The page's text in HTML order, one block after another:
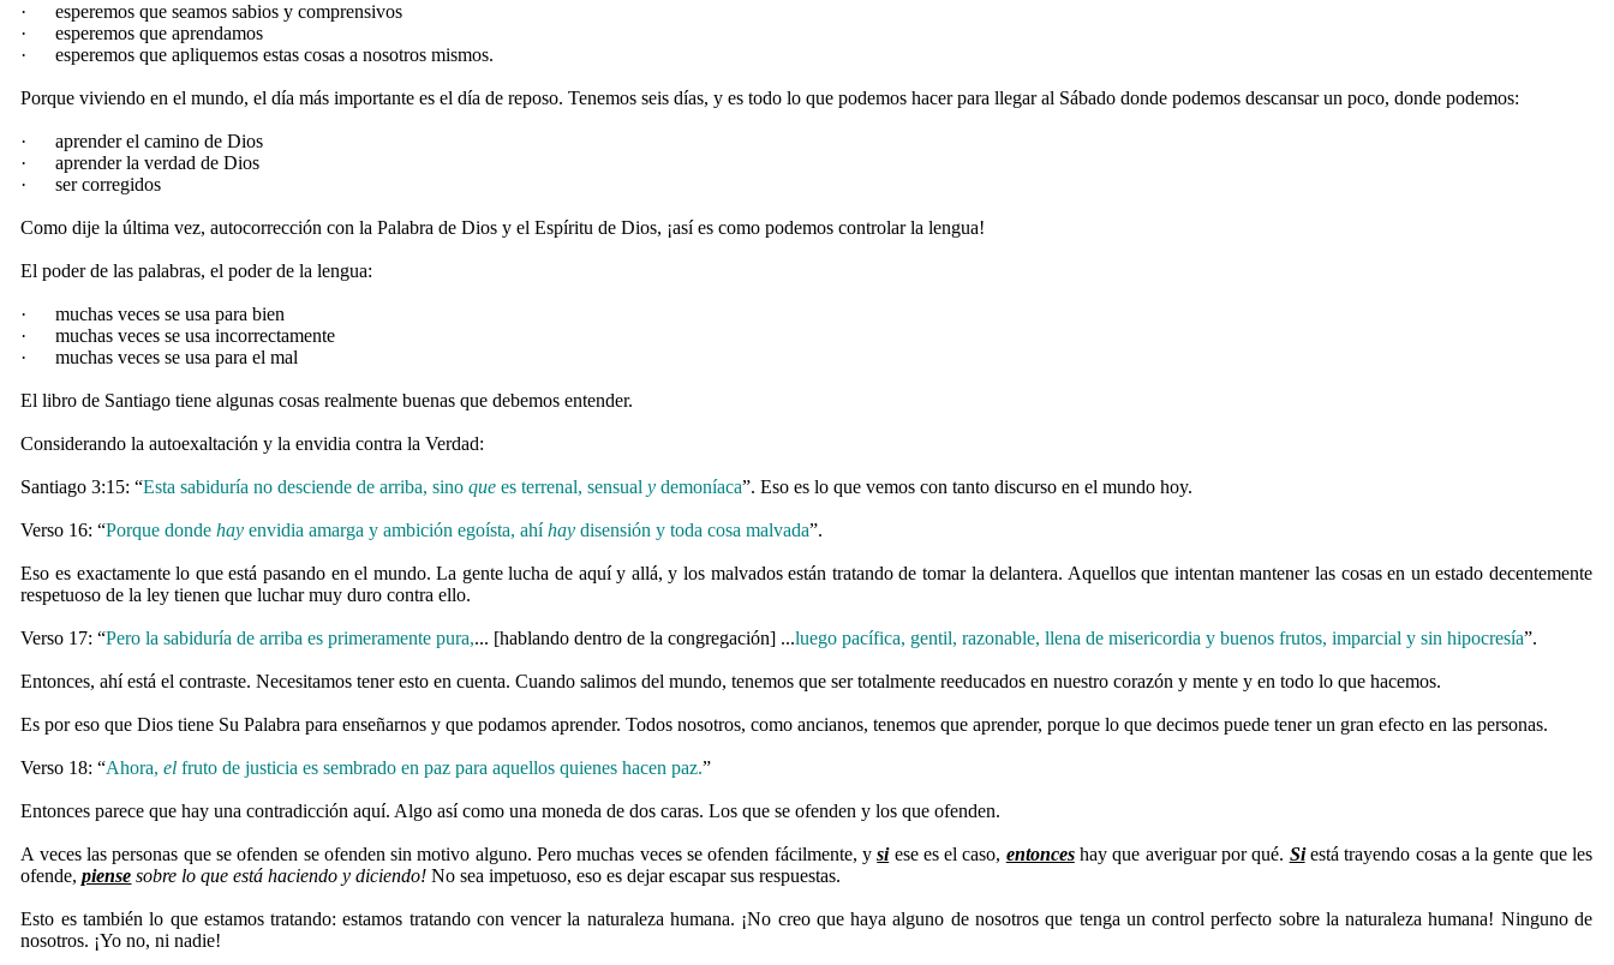
·
esperemos que seamos sabios y comprensivos
·
esperemos que aprendamos
·
esperemos que apliquemos estas cosas a nosotros mismos.
Porque viviendo en el mundo, el día más importante es el día de reposo. Tenemos seis días, y es todo lo que podemos hacer para llegar al Sábado donde podemos descansar un poco, donde podemos:
·
aprender el camino de Dios
·
aprender la verdad de Dios
·
ser corregidos
Como dije la última vez, autocorrección con la Palabra de Dios y el Espíritu de Dios, ¡así es como podemos controlar la lengua!
El poder de las palabras, el poder de la lengua:
·
muchas veces se usa para bien
·
muchas veces se usa incorrectamente
·
muchas veces se usa para el mal
El libro de Santiago tiene algunas cosas realmente buenas que debemos entender.
Considerando la autoexaltación y la envidia contra la Verdad:
Santiago 3:15: “Esta sabiduría no desciende de arriba, sinoque es terrenal, sensualy demoníaca”. Eso es lo que vemos con tanto discurso en el mundo hoy.
Verso 16: “Porque dondehay envidia amarga y ambición egoísta, ahíhay disensión y toda cosa malvada”.
Eso es exactamente lo que está pasando en el mundo. La gente lucha de aquí y allá, y los malvados están tratando de tomar la delantera. Aquellos que intentan mantener las cosas en un estado decentemente
respetuoso de la ley tienen que luchar muy duro contra ello.
Verso 17: “Pero la sabiduría de arriba es primeramente pura,... [hablando dentro de la congregación] ...luego pacífica, gentil, razonable, llena de misericordia y buenos frutos, imparcial y sin hipocresía”.
Entonces, ahí está el contraste. Necesitamos tener esto en cuenta. Cuando salimos del mundo, tenemos que ser totalmente reeducados en nuestro corazón y mente y en todo lo que hacemos.
Es por eso que Dios tiene Su Palabra para enseñarnos y que podamos aprender. Todos nosotros, como ancianos, tenemos que aprender, porque lo que decimos puede tener un gran efecto en las personas.
Verso 18: “Ahora,el fruto de justicia es sembrado en paz para aquellos quienes hacen paz.”
Entonces parece que hay una contradicción aquí. Algo así como una moneda de dos caras. Los que se ofenden y los que ofenden.
A veces las personas que se ofenden se ofenden sin motivo alguno. Pero muchas veces se ofenden fácilmente, ysiese es el caso, entonceshay que averiguar por qué. Siestá trayendo cosas a la gente que les
ofende,piense sobre lo que está haciendo y diciendo!No sea impetuoso, eso es dejar escapar sus respuestas.
Esto es también lo que estamos tratando: estamos tratando con vencer la naturaleza humana. ¡No creo que haya alguno de nosotros que tenga un control perfecto sobre la naturaleza humana! Ninguno de
nosotros. ¡Yo no, ni nadie!